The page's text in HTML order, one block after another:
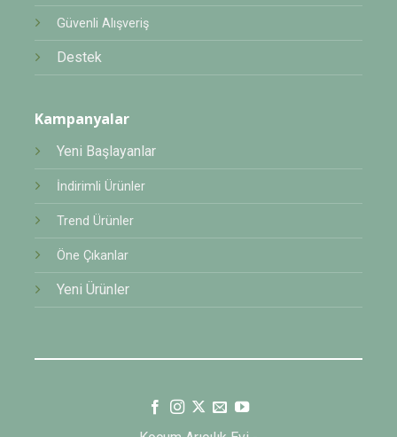
Güvenli Alışveriş
Destek
Kampanyalar
Yeni Başlayanlar
İndirimli Ürünler
Trend Ürünler
Öne Çıkanlar
Yeni Ürünler